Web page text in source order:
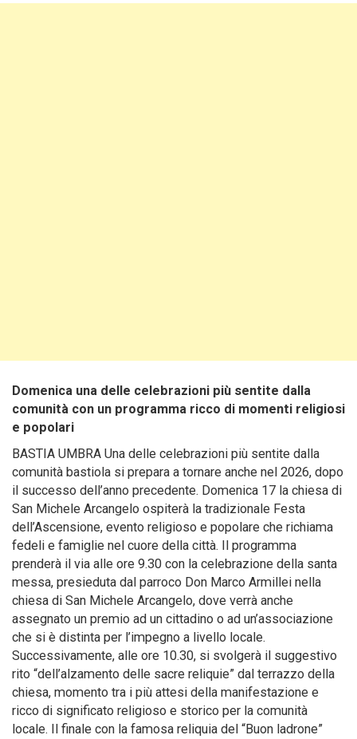
Domenica una delle celebrazioni più sentite dalla
comunità con un programma ricco di momenti religiosi
e popolari
BASTIA UMBRA Una delle celebrazioni più sentite dalla
comunità bastiola si prepara a tornare anche nel 2026, dopo
il successo dell’anno precedente. Domenica 17 la chiesa di
San Michele Arcangelo ospiterà la tradizionale Festa
dell’Ascensione, evento religioso e popolare che richiama
fedeli e famiglie nel cuore della città. Il programma
prenderà il via alle ore 9.30 con la celebrazione della santa
messa, presieduta dal parroco Don Marco Armillei nella
chiesa di San Michele Arcangelo, dove verrà anche
assegnato un premio ad un cittadino o ad un’associazione
che si è distinta per l’impegno a livello locale.
Successivamente, alle ore 10.30, si svolgerà il suggestivo
rito “dell’alzamento delle sacre reliquie” dal terrazzo della
chiesa, momento tra i più attesi della manifestazione e
ricco di significato religioso e storico per la comunità
locale. Il finale con la famosa reliquia del “Buon ladrone”